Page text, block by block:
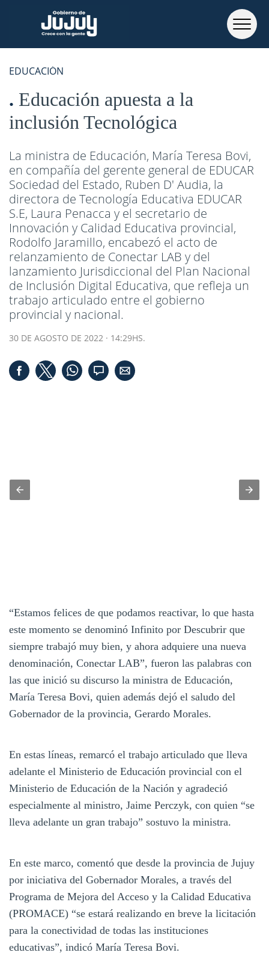
EDUCACIÓN
Educación apuesta a la
inclusión Tecnológica
La ministra de Educación, María Teresa Bovi,
en compañía del gerente general de EDUCAR
Sociedad del Estado, Ruben D' Audia, la
directora de Tecnología Educativa EDUCAR
S.E, Laura Penacca y el secretario de
Innovación y Calidad Educativa provincial,
Rodolfo Jaramillo, encabezó el acto de
relanzamiento de Conectar LAB y del
lanzamiento Jurisdiccional del Plan Nacional
de Inclusión Digital Educativa, que refleja un
trabajo articulado entre el gobierno
provincial y nacional.
30 DE AGOSTO DE 2022 · 14:29HS.
“Estamos felices de que podamos reactivar, lo que hasta
este momento se denominó Infinito por Descubrir que
siempre trabajó muy bien, y ahora adquiere una nueva
denominación, Conectar LAB”, fueron las palabras con
las que inició su discurso la ministra de Educación,
María Teresa Bovi, quien además dejó el saludo del
Gobernador de la provincia, Gerardo Morales.
En estas líneas, remarcó el trabajo articulado que lleva
adelante el Ministerio de Educación provincial con el
Ministerio de Educación de la Nación y agradeció
especialmente al ministro, Jaime Perczyk, con quien “se
lleva adelante un gran trabajo” sostuvo la ministra.
En este marco, comentó que desde la provincia de Jujuy
por iniciativa del Gobernador Morales, a través del
Programa de Mejora del Acceso y la Calidad Educativa
(PROMACE) “se estará realizando en breve la licitación
para la conectividad de todas las instituciones
educativas”, indicó María Teresa Bovi.